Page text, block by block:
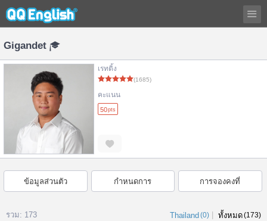
Gigandet
เรทติ้ง
(1685)
คะแนน
50pts
ข้อมูลส่วนตัว กำหนดการ การจองคงที่
รวม: 173 Thailand (0) ทั้งหมด(173)